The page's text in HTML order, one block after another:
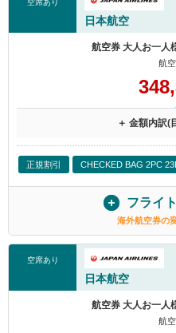
空席あり
日本航空
航空券 大人お一人
航
＋ 金額内訳(
正規割引 CHECKED BAG 2PC
フライ
海外航空券の
空席あり
日本航空
航空券 大人お一人
航